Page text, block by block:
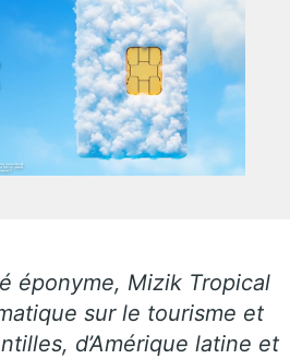
éponyme, Mizik Tropical
sur le tourisme et
d’Amérique latine et